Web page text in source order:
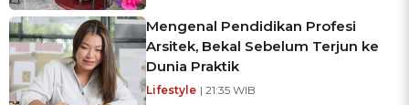
Mengenal Pendidikan Profesi
Arsitek, Bekal Sebelum Terjun ke
Dunia Praktik
Lifestyle | 21:35 WIB